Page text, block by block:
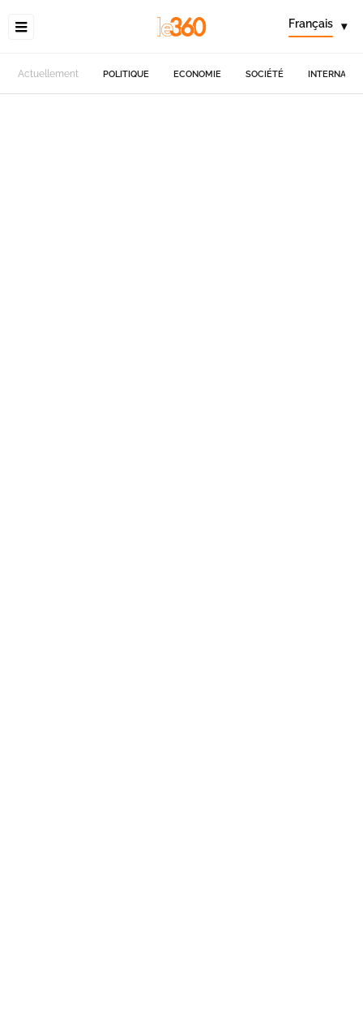
Français ▾
Actuellement POLITIQUE ECONOMIE SOCIÉTÉ